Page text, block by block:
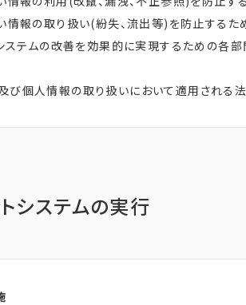
報の取り扱い(紛失、流出等)を防止するた
ステムの改善を効果的に実現するための各
び個人情報の取り扱いにおいて適用され
システムの実行